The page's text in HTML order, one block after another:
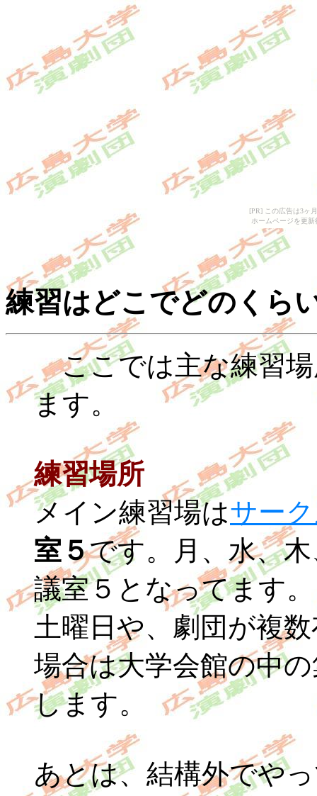
[PR] この広告は3ヶ
ホームページを更
練習はどこでどのくら
ここでは主な練習場
ます。
練習場所
メイン練習場はサー
室５です。月、水、
議室５となってます。
土曜日や、劇団が複
場合は大学会館の中
します。
あとは、結構外でや